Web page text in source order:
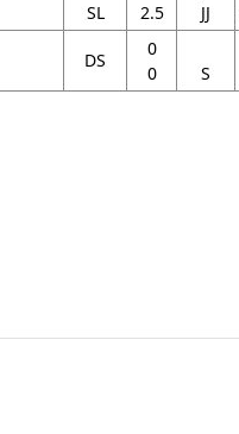
SL
2.5
JJ
DS
0
0
S